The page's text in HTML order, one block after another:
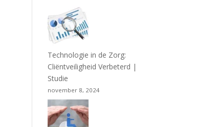
Technologie in de Zorg:
Cliëntveiligheid Verbeterd |
Studie
november 8, 2024